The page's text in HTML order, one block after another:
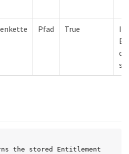
Pfad True
ID
the stored Entitlement